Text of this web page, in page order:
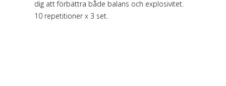
dig att förbättra både balans och explosivitet.
10 repetitioner x 3 set.